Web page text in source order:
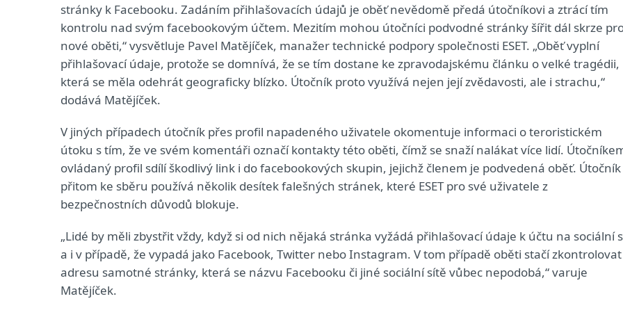
stránky k Facebooku. Zadáním přihlašovacích údajů je oběť nevědomě předá útočníkovi a ztrácí tím
kontrolu nad svým facebookovým účtem. Mezitím mohou útočníci podvodné stránky šířit dál skrze
nové oběti,“ vysvětluje Pavel Matějíček, manažer technické podpory společnosti ESET. „Oběť vyplní
přihlašovací údaje, protože se domnívá, že se tím dostane ke zpravodajskému článku o velké tragédii,
která se měla odehrát geograficky blízko. Útočník proto využívá nejen její zvědavosti, ale i strachu,“
dodává Matějíček.
V jiných případech útočník přes profil napadeného uživatele okomentuje informaci o teroristickém
útoku s tím, že ve svém komentáři označí kontakty této oběti, čímž se snaží nalákat více lidí.
ovládaný profil sdílí škodlivý link i do facebookových skupin, jejichž členem je podvedená oběť. Útočník
přitom ke sběru používá několik desítek falešných stránek, které ESET pro své uživatele z
bezpečnostních důvodů blokuje.
„Lidé by měli zbystřit vždy, když si od nich nějaká stránka vyžádá přihlašovací údaje k účtu na sociální
a i v případě, že vypadá jako Facebook, Twitter nebo Instagram. V tom případě oběti stačí zkontrolovat
adresu samotné stránky, která se názvu Facebooku či jiné sociální sítě vůbec nepodobá,“ varuje
Matějíček.